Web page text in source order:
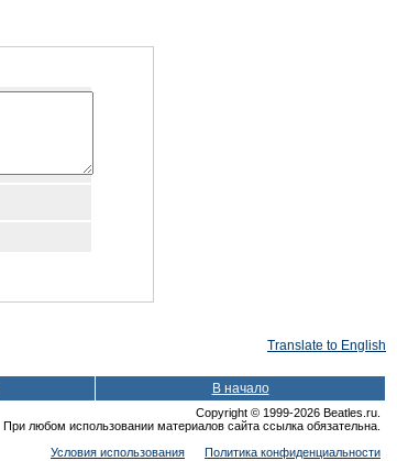
Translate to English
В начало
Copyright © 1999-2026 Beatles.ru.
При любом использовании материалов сайта ссылка обязательна.
Условия использования
Политика конфиденциальности